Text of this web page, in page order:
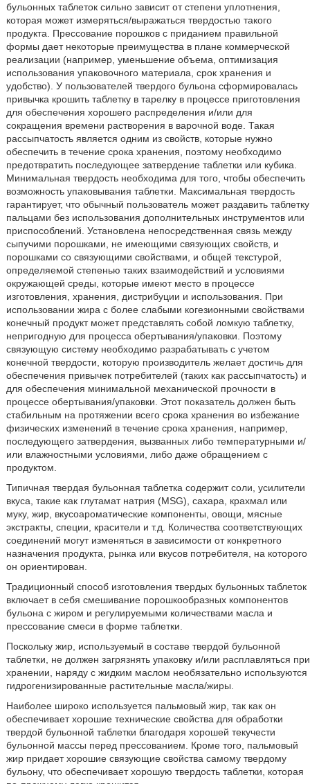
бульонных таблеток сильно зависит от степени уплотнения,
которая может измеряться/выражаться твердостью такого
продукта. Прессование порошков с приданием правильной
формы дает некоторые преимущества в плане коммерческой
реализации (например, уменьшение объема, оптимизация
использования упаковочного материала, срок хранения и
удобство). У пользователей твердого бульона сформировалась
привычка крошить таблетку в тарелку в процессе приготовления
для обеспечения хорошего распределения и/или для
сокращения времени растворения в варочной воде. Такая
рассыпчатость является одним из свойств, которые нужно
обеспечить в течение срока хранения, поэтому необходимо
предотвратить последующее затвердение таблетки или кубика.
Минимальная твердость необходима для того, чтобы обеспечить
возможность упаковывания таблетки. Максимальная твердость
гарантирует, что обычный пользователь может раздавить таблетку
пальцами без использования дополнительных инструментов или
приспособлений. Установлена непосредственная связь между
сыпучими порошками, не имеющими связующих свойств, и
порошками со связующими свойствами, и общей текстурой,
определяемой степенью таких взаимодействий и условиями
окружающей среды, которые имеют место в процессе
изготовления, хранения, дистрибуции и использования. При
использовании жира с более слабыми когезионными свойствами
конечный продукт может представлять собой ломкую таблетку,
непригодную для процесса обертывания/упаковки. Поэтому
связующую систему необходимо разрабатывать с учетом
конечной твердости, которую производитель желает достичь для
обеспечения привычек потребителей (таких как рассыпчатость) и
для обеспечения минимальной механической прочности в
процессе обертывания/упаковки. Этот показатель должен быть
стабильным на протяжении всего срока хранения во избежание
физических изменений в течение срока хранения, например,
последующего затвердения, вызванных либо температурными и/
или влажностными условиями, либо даже обращением с
продуктом.
Типичная твердая бульонная таблетка содержит соли, усилители
вкуса, такие как глутамат натрия (MSG), сахара, крахмал или
муку, жир, вкусоароматические компоненты, овощи, мясные
экстракты, специи, красители и т.д. Количества соответствующих
соединений могут изменяться в зависимости от конкретного
назначения продукта, рынка или вкусов потребителя, на которого
он ориентирован.
Традиционный способ изготовления твердых бульонных таблеток
включает в себя смешивание порошкообразных компонентов
бульона с жиром и регулируемыми количествами масла и
прессование смеси в форме таблетки.
Поскольку жир, используемый в составе твердой бульонной
таблетки, не должен загрязнять упаковку и/или расплавляться при
хранении, наряду с жидким маслом необязательно используются
гидрогенизированные растительные масла/жиры.
Наиболее широко используется пальмовый жир, так как он
обеспечивает хорошие технические свойства для обработки
твердой бульонной таблетки благодаря хорошей текучести
бульонной массы перед прессованием. Кроме того, пальмовый
жир придает хорошие связующие свойства самому твердому
бульону, что обеспечивает хорошую твердость таблетки, которая